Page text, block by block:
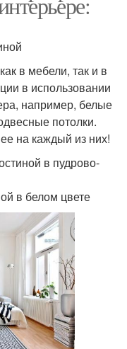
в мебели, так и в
в использовании
например, белые
потолки.
на каждый из них!
в пудрово-
в белом цвете